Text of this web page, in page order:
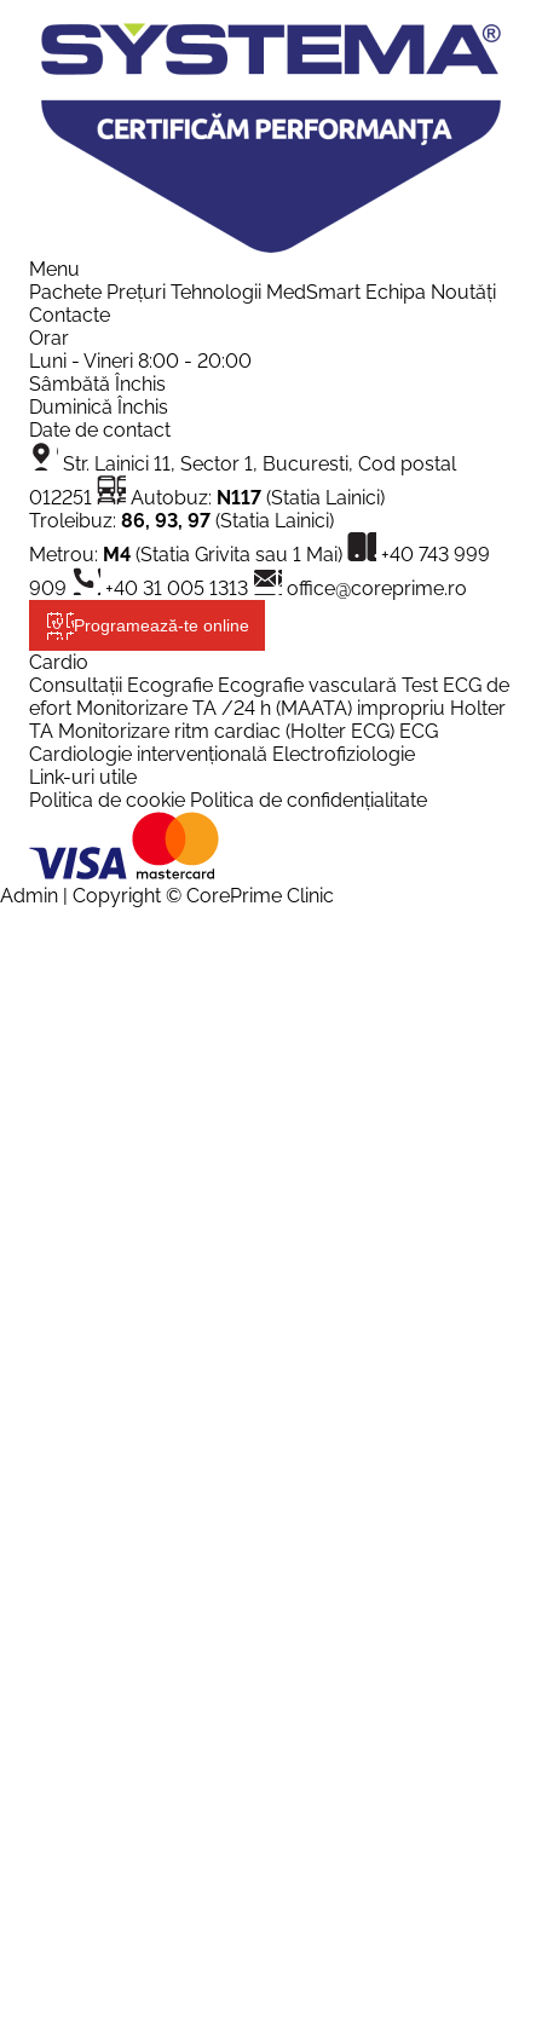
Menu
Pachete Prețuri Tehnologii MedSmart Echipa Noutăți
Contacte
Orar
Luni - Vineri 8:00 - 20:00
Sâmbătă Închis
Duminică Închis
Date de contact
Str. Lainici 11, Sector 1, Bucuresti, Cod postal
012251
Autobuz: N117 (Statia Lainici)
Troleibuz: 86, 93, 97 (Statia Lainici)
Metrou: M4 (Statia Grivita sau 1 Mai)
+40 743 999
909
+40 31 005 1313 office@coreprime.ro
Programează-te online
Cardio
Consultații Ecografie Ecografie vasculară Test ECG de
efort Monitorizare TA /24 h (MAATA) impropriu Holter
TA Monitorizare ritm cardiac (Holter ECG) ECG
Cardiologie intervențională Electrofiziologie
Link-uri utile
Politica de cookie Politica de confidențialitate
Admin | Copyright © CorePrime Clinic